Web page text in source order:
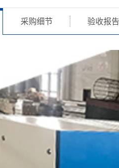
采购细节 验收报告